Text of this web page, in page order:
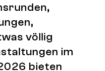
völlig
im
bieten